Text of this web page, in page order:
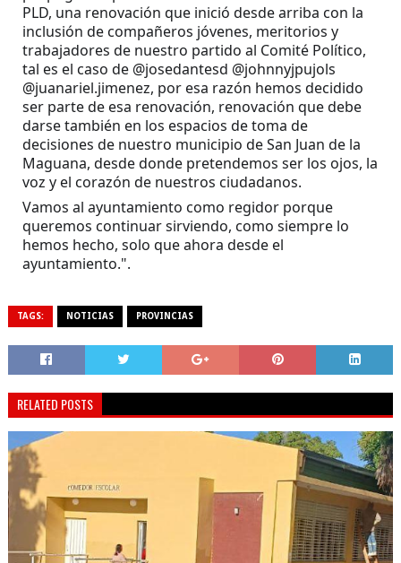
PLD, una renovación que inició desde arriba con la
inclusión de compañeros jóvenes, meritorios y
trabajadores de nuestro partido al Comité Político,
tal es el caso de @josedantesd @johnnyjpujols
@juanariel.jimenez, por esa razón hemos decidido
ser parte de esa renovación, renovación que debe
darse también en los espacios de toma de
decisiones de nuestro municipio de San Juan de la
Maguana, desde donde pretendemos ser los ojos, la
voz y el corazón de nuestros ciudadanos.
Vamos al ayuntamiento como regidor porque
queremos continuar sirviendo, como siempre lo
hemos hecho, solo que ahora desde el
ayuntamiento.".
TAGS: NOTICIAS PROVINCIAS
RELATED POSTS